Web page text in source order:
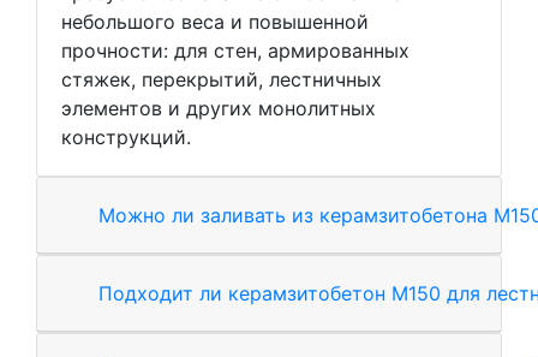
небольшого веса и повышенной
прочности: для стен, армированных
стяжек, перекрытий, лестничных
элементов и других монолитных
конструкций.
Можно ли заливать из керамзитобетона
Подходит ли керамзитобетон М150 для